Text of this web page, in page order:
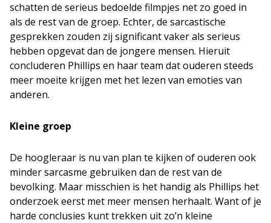
schatten de serieus bedoelde filmpjes net zo goed in
als de rest van de groep. Echter, de sarcastische
gesprekken zouden zij significant vaker als serieus
hebben opgevat dan de jongere mensen. Hieruit
concluderen Phillips en haar team dat ouderen steeds
meer moeite krijgen met het lezen van emoties van
anderen.
Kleine groep
De hoogleraar is nu van plan te kijken of ouderen ook
minder sarcasme gebruiken dan de rest van de
bevolking. Maar misschien is het handig als Phillips het
onderzoek eerst met meer mensen herhaalt. Want of je
harde conclusies kunt trekken uit zo’n kleine